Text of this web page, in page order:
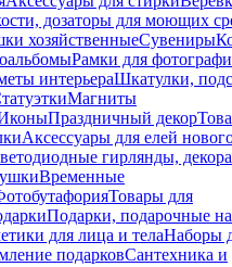
дозаторы для моющих
хозяйственныеСувениры
Рамки для
интерьераШкатулки,
Магниты
Праздничный декор
Аксессуары для елей
гирлянды,
Временные
Товары для
Подарки, подарочные
для лица и телаНаборы
подарковСантехника и